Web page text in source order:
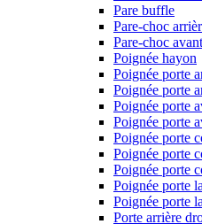
Pare buffle
Pare-choc
Pare-choc avant
Poignée hayon
Poignée porte
Poignée porte
Poignée porte
Poignée porte
Poignée porte
Poignée porte
Poignée porte
Poignée porte
Poignée porte
Porte arrière